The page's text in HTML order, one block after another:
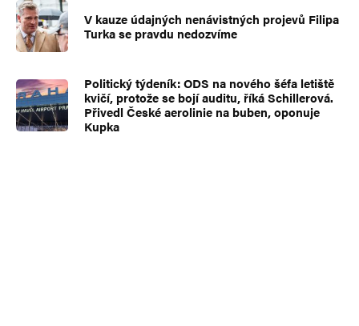
V kauze údajných nenávistných projevů Filipa
Turka se pravdu nedozvíme
Politický týdeník: ODS na nového šéfa letiště
kvičí, protože se bojí auditu, říká Schillerová.
Přivedl České aerolinie na buben, oponuje
Kupka